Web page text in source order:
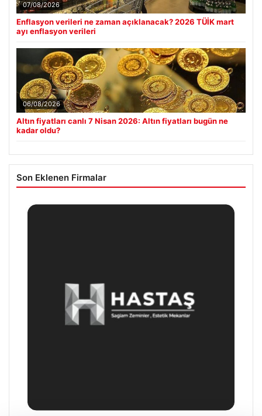
07/08/2026
Enflasyon verileri ne zaman açıklanacak? 2026 TÜİK mart
ayı enflasyon verileri
06/08/2026
Altın fiyatları canlı 7 Nisan 2026: Altın fiyatları bugün ne
kadar oldu?
Son Eklenen Firmalar